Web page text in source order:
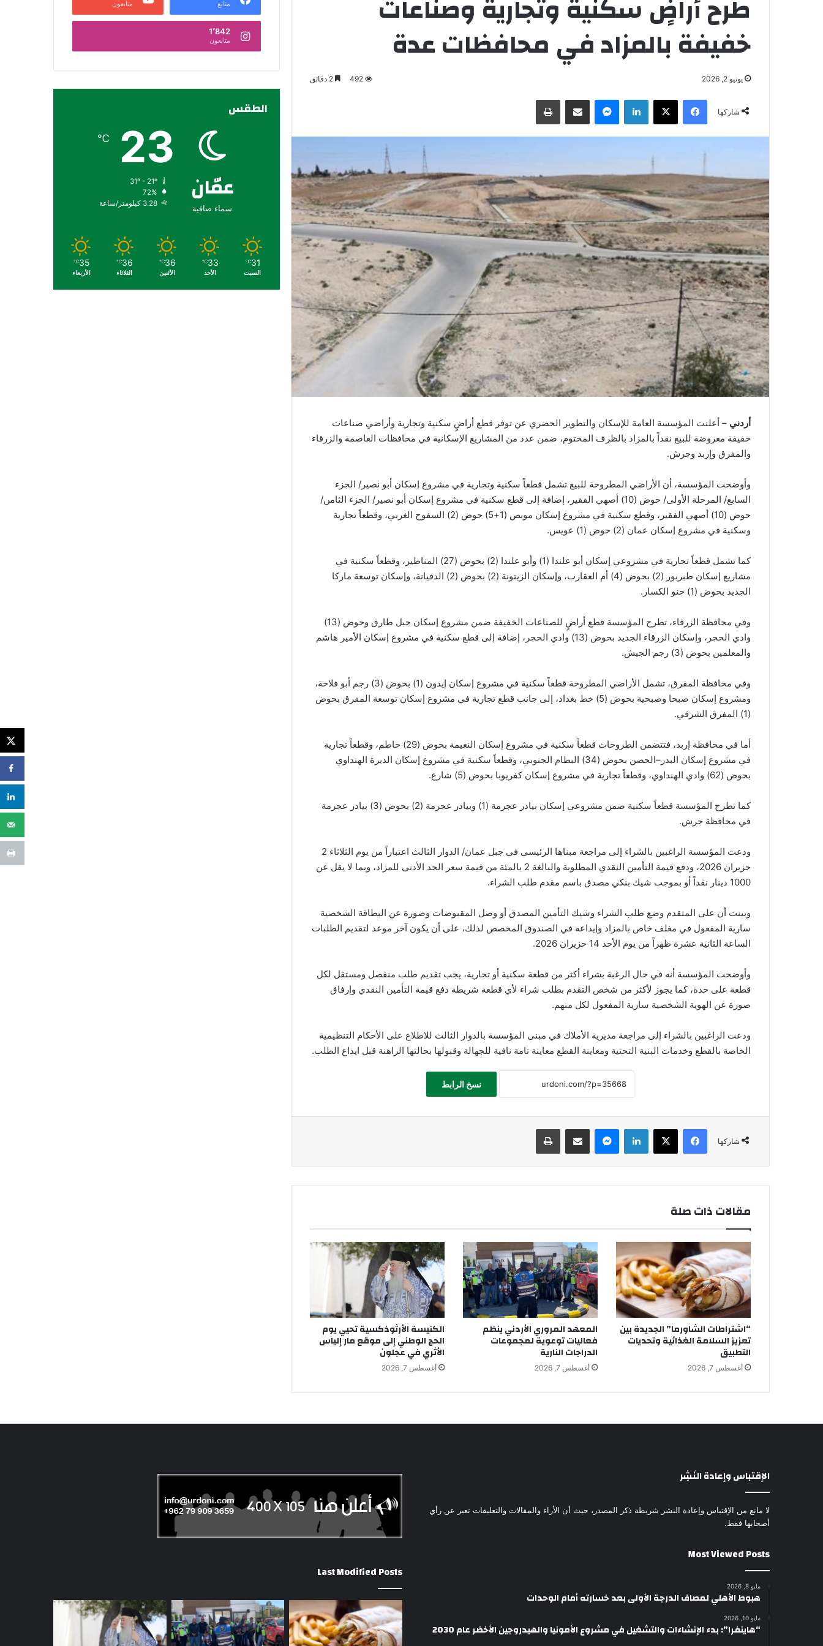
طرح أراضٍ سكنية وتجارية وصناعات
خفيفة بالمزاد في محافظات عدة
يونيو 2, 2026 492
شاركها
فيسبوك لينكدإن
أردني – أعلنت المؤسسة العامة للإسكان والتطوير الحضري عن توفر قطع أراضٍ سكنية وتجارية وأراضي صناعات
خفيفة معروضة للبيع نقداً بالمزاد بالظرف المختوم، ضمن عدد من المشاريع الإسكانية في محافظات العاصمة والزرقاء
والمفرق وإربد وجرش.
وأوضحت المؤسسة، أن الأراضي المطروحة للبيع تشمل قطعاً سكنية وتجارية في مشروع إسكان أبو نصير/ الجزء
السابع/ المرحلة الأولى/ حوض (10) أصهي الفقير، إضافة إلى قطع سكنية في مشروع إسكان أبو نصير/ الجزء الثامن/
حوض (10) أصهي الفقير، وقطع سكنية في مشروع إسكان موبص (1+5) حوض (2) السفوح الغربي، وقطعاً تجارية
وسكنية في مشروع إسكان عمان (2) حوض (1) عويس.
كما تشمل قطعاً تجارية في مشروعي إسكان أبو علندا (1) وأبو علندا (2) بحوض (27) المناطير، وقطعاً سكنية في
مشاريع إسكان طبربور (2) بحوض (4) أم العقارب، وإسكان الزيتونة (2) بحوض (2) الدفيانة، وإسكان توسعة ماركا
الجديد بحوض (1) حنو الكسار.
وفي محافظة الزرقاء، تطرح المؤسسة قطع أراضٍ للصناعات الخفيفة ضمن مشروع إسكان جبل طارق وحوض (13)
وادي الحجر، وإسكان الزرقاء الجديد بحوض (13) وادي الحجر، إضافة إلى قطع سكنية في مشروع إسكان الأمير هاشم
والمعلمين بحوض (3) رجم الجيش.
وفي محافظة المفرق، تشمل الأراضي المطروحة قطعاً سكنية في مشروع إسكان إيدون (1) بحوض (3) رجم أبو فلاحة،
ومشروع إسكان صبحا وصبحية بحوض (5) خط بغداد، إلى جانب قطع تجارية في مشروع إسكان توسعة المفرق بحوض
(1) المفرق الشرقي.
أما في محافظة إربد، فتتضمن الطروحات قطعاً سكنية في مشروع إسكان النعيمة بحوض (29) حاطم، وقطعاً تجارية
في مشروع إسكان البدر–الحصن بحوض (34) البطام الجنوبي، وقطعاً سكنية في مشروع إسكان الديرة الهنداوي
بحوض (62) وادي الهنداوي، وقطعاً تجارية في مشروع إسكان كفريوبا بحوض (5) شارع.
كما تطرح المؤسسة قطعاً سكنية ضمن مشروعي إسكان بيادر عجرمة (1) وبيادر عجرمة (2) بحوض (3) بيادر عجرمة
في محافظة جرش.
ودعت المؤسسة الراغبين بالشراء إلى مراجعة مبناها الرئيسي في جبل عمان/ الدوار الثالث اعتباراً من يوم الثلاثاء 2
حزيران 2026، ودفع قيمة التأمين النقدي المطلوبة والبالغة 2 بالمئة من قيمة سعر الحد الأدنى للمزاد، وبما لا يقل عن
1000 دينار نقداً أو بموجب شيك بنكي مصدق باسم مقدم طلب الشراء.
وبينت أن على المتقدم وضع طلب الشراء وشيك التأمين المصدق أو وصل المقبوضات وصورة عن البطاقة الشخصية
سارية المفعول في مغلف خاص بالمزاد وإيداعه في الصندوق المخصص لذلك، على أن يكون آخر موعد لتقديم الطلبات
الساعة الثانية عشرة ظهراً من يوم الأحد 14 حزيران 2026.
وأوضحت المؤسسة أنه في حال الرغبة بشراء أكثر من قطعة سكنية أو تجارية، يجب تقديم طلب منفصل ومستقل لكل
قطعة على حدة، كما يجوز لأكثر من شخص التقدم بطلب شراء لأي قطعة شريطة دفع قيمة التأمين النقدي وإرفاق
صورة عن الهوية الشخصية سارية المفعول لكل منهم.
ودعت الراغبين بالشراء إلى مراجعة مديرية الأملاك في مبنى المؤسسة بالدوار الثالث للاطلاع على الأحكام التنظيمية
الخاصة بالقطع وخدمات البنية التحتية ومعاينة القطع معاينة تامة نافية للجهالة وقبولها بحالتها الراهنة قبل ايداع الطلب.
نسخ الرابط
شاركها
فيسبوك لينكدإن
مقالات ذات صلة
“اشتراطات الشاورما” الجديدة بين
تعزيز السلامة الغذائية وتحديات
التطبيق
أغسطس 7, 2026
المعهد المروري الأردني ينظم
فعاليات توعوية لمجموعات
الدراجات النارية
أغسطس 7, 2026
الكنيسة الأرثوذكسية تحيي يوم
الحج الوطني إلى موقع مار إلياس
الأثري في عجلون
أغسطس 7, 2026
متابع متابعون
1٬842
متابعون
الطقس
عمّان
سماء صافية
23
℃
72%
3.28 كيلومتر/ساعة
31
℃
السبت
33
℃
الأحد
36
℃
الأثنين
36
℃
الثلاثاء
35
℃
الأربعاء
الإقتباس وإعادة النَشِر
لا مانع من الإقتباس وإعادة النشر شريطة ذكر المصدر، حيث أن الأراء والمقالات والتعليقات تعبر عن رأي
أصحابها فقط.
Most Viewed Posts
مايو 8, 2026
هبوط الأهلي لمصاف الدرجة الأولى بعد خسارته أمام الوحدات
مايو 10, 2026
“هاينفرا”: بدء الإنشاءات والتشغيل في مشروع الأمونيا والهيدروجين الأخضر عام 2030
Last Modified Posts